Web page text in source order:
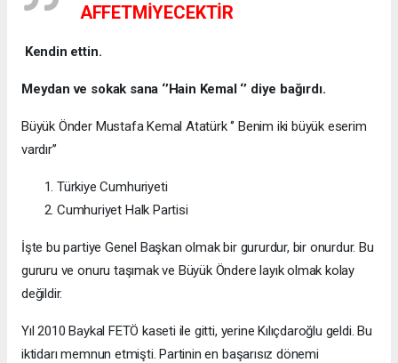
AFFETMİYECEKTİR
Kendin ettin.
Meydan ve sokak sana ‘’Hain Kemal ‘’ diye bağırdı.
Büyük Önder Mustafa Kemal Atatürk ‘’ Benim iki büyük eserim
vardır’’
Türkiye Cumhuriyeti
Cumhuriyet Halk Partisi
İşte bu partiye Genel Başkan olmak bir gururdur, bir onurdur. Bu
gururu ve onuru taşımak ve Büyük Öndere layık olmak kolay
değildir.
Yıl 2010 Baykal FETÖ kaseti ile gitti, yerine Kılıçdaroğlu geldi. Bu
iktidarı memnun etmişti. Partinin en başarısız dönemi